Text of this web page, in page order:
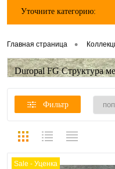
Уточните категорию:
Главная страница •
Duropal FG Структура
Фильтр
Sale - Уценка